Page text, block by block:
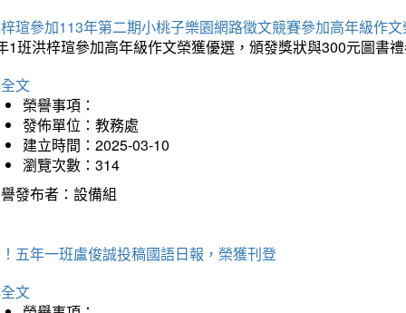
瑄參加113年第二期小桃子樂園網路徵文競賽參加高年級作
1班洪梓瑄參加高年級作文榮獲優選，頒發獎狀與300元圖書
文
榮譽事項：
發佈單位：教務處
建立時間：2025-03-10
瀏覽次數：314
發布者：設備組
五年一班盧俊誠投稿國語日報，榮獲刊登
文